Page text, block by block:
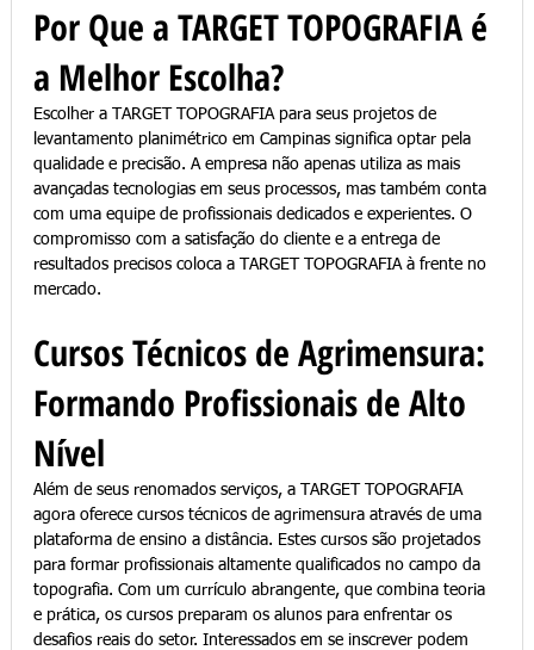
Por Que a TARGET TOPOGRAFIA é
a Melhor Escolha?
Escolher a TARGET TOPOGRAFIA para seus projetos de
levantamento planimétrico em Campinas significa optar pela
qualidade e precisão. A empresa não apenas utiliza as mais
avançadas tecnologias em seus processos, mas também conta
com uma equipe de profissionais dedicados e experientes. O
compromisso com a satisfação do cliente e a entrega de
resultados precisos coloca a TARGET TOPOGRAFIA à frente no
mercado.
Cursos Técnicos de Agrimensura:
Formando Profissionais de Alto
Nível
Além de seus renomados serviços, a TARGET TOPOGRAFIA
agora oferece cursos técnicos de agrimensura através de uma
plataforma de ensino a distância. Estes cursos são projetados
para formar profissionais altamente qualificados no campo da
topografia. Com um currículo abrangente, que combina teoria
e prática, os cursos preparam os alunos para enfrentar os
desafios reais do setor. Interessados em se inscrever podem